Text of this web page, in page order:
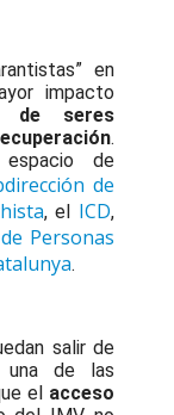
en
impacto
de seres
.
de
de
, el ICD,
Personas
.
salir de
una de las
el acceso